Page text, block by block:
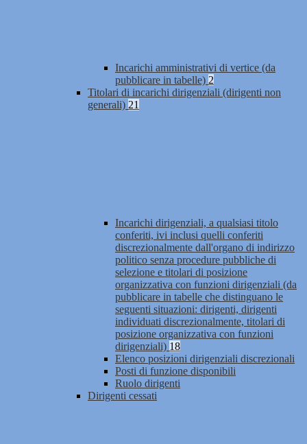
Incarichi amministrativi di vertice (da
pubblicare in tabelle) 2
Titolari di incarichi dirigenziali (dirigenti non
generali) 21
Incarichi dirigenziali, a qualsiasi titolo
conferiti, ivi inclusi quelli conferiti
discrezionalmente dall'organo di indirizzo
politico senza procedure pubbliche di
selezione e titolari di posizione
organizzativa con funzioni dirigenziali (da
pubblicare in tabelle che distinguano le
seguenti situazioni: dirigenti, dirigenti
individuati discrezionalmente, titolari di
posizione organizzativa con funzioni
dirigenziali) 18
Elenco posizioni dirigenziali discrezionali
Posti di funzione disponibili
Ruolo dirigenti
Dirigenti cessati